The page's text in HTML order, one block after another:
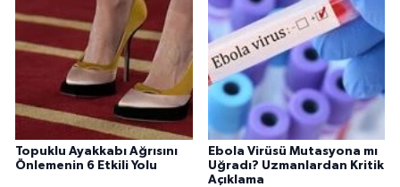
Topuklu Ayakkabı Ağrısını
Önlemenin 6 Etkili Yolu
Ebola Virüsü Mutasyona mı
Uğradı? Uzmanlardan Kritik
Açıklama